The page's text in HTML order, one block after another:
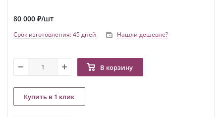
80 000 ₽/шт
Срок изготовления: 45 дней Нашли дешевле?
В корзину
Купить в 1 клик